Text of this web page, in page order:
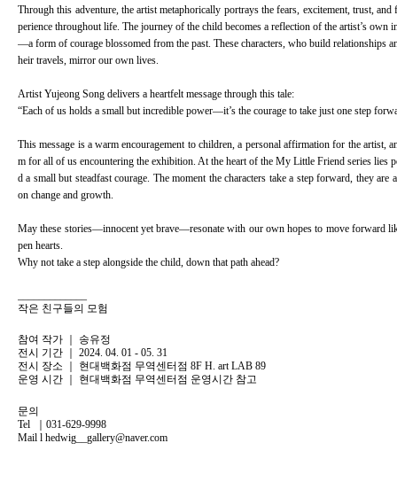
Through this adventure, the artist metaphorically portrays the fears, excitement, trust,
perience throughout life. The journey of the child becomes a reflection of the artist’s own
—a form of courage blossomed from the past. These characters, who build relationships
heir travels, mirror our own lives.
Artist Yujeong Song delivers a heartfelt message through this tale:
“Each of us holds a small but incredible power—it’s the courage to take just one step
This message is a warm encouragement to children, a personal affirmation for the artist,
m for all of us encountering the exhibition. At the heart of the My Little Friend series lies
d a small but steadfast courage. The moment the characters take a step forward, they are
on change and growth.
May these stories—innocent yet brave—resonate with our own hopes to move forward
pen hearts.
Why not take a step alongside the child, down that path ahead?
작은 친구들의 모험
참여 작가 ｜ 송유정
전시 기간 ｜ 2024. 04. 01 - 05. 31
전시 장소 ｜ 현대백화점 무역센터점 8F H. art LAB 89
운영 시간 ｜ 현대백화점 무역센터점 운영시간 참고
문의
Tel ｜031-629-9998
Mail l hedwig__gallery@naver.com